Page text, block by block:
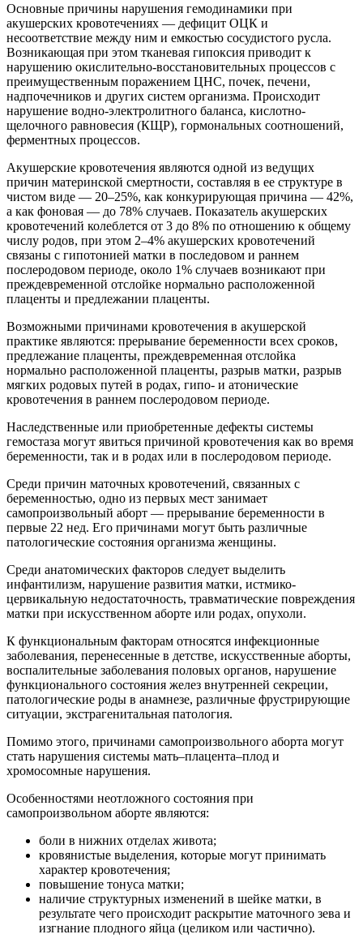
Основные причины нарушения гемодинамики при
акушерских кровотечениях — дефицит ОЦК и
несоответствие между ним и емкостью сосудистого русла.
Возникающая при этом тканевая гипоксия приводит к
нарушению окислительно-восстановительных процессов с
преимущественным поражением ЦНС, почек, печени,
надпочечников и других систем организма. Происходит
нарушение водно-электролитного баланса, кислотно-
щелочного равновесия (КЩР), гормональных соотношений,
ферментных процессов.
Акушерские кровотечения являются одной из ведущих
причин материнской смертности, составляя в ее структуре в
чистом виде — 20–25%, как конкурирующая причина — 42%,
а как фоновая — до 78% случаев. Показатель акушерских
кровотечений колеблется от 3 до 8% по отношению к общему
числу родов, при этом 2–4% акушерских кровотечений
связаны с гипотонией матки в последовом и раннем
послеродовом периоде, около 1% случаев возникают при
преждевременной отслойке нормально расположенной
плаценты и предлежании плаценты.
Возможными причинами кровотечения в акушерской
практике являются: прерывание беременности всех сроков,
предлежание плаценты, преждевременная отслойка
нормально расположенной плаценты, разрыв матки, разрыв
мягких родовых путей в родах, гипо- и атонические
кровотечения в раннем послеродовом периоде.
Наследственные или приобретенные дефекты системы
гемостаза могут явиться причиной кровотечения как во время
беременности, так и в родах или в послеродовом периоде.
Среди причин маточных кровотечений, связанных с
беременностью, одно из первых мест занимает
самопроизвольный аборт — прерывание беременности в
первые 22 нед. Его причинами могут быть различные
патологические состояния организма женщины.
Среди анатомических факторов следует выделить
инфантилизм, нарушение развития матки, истмико-
цервикальную недостаточность, травматические повреждения
матки при искусственном аборте или родах, опухоли.
К функциональным факторам относятся инфекционные
заболевания, перенесенные в детстве, искусственные аборты,
воспалительные заболевания половых органов, нарушение
функционального состояния желез внутренней секреции,
патологические роды в анамнезе, различные фрустрирующие
ситуации, экстрагенитальная патология.
Помимо этого, причинами самопроизвольного аборта могут
стать нарушения системы мать–плацента–плод и
хромосомные нарушения.
Особенностями неотложного состояния при
самопроизвольном аборте являются:
боли в нижних отделах живота;
кровянистые выделения, которые могут принимать
характер кровотечения;
повышение тонуса матки;
наличие структурных изменений в шейке матки, в
результате чего происходит раскрытие маточного зева и
изгнание плодного яйца (целиком или частично).